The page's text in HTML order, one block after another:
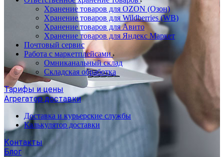
Хранение товаров для OZON (Озон)
Хранение товаров для Wildberries (WB)
Хранение товаров для Авито
Хранение товаров для Яндекс Маркет
Почтовый сервис
Работа с маркетплейсами
Омниканальный склад
Складская обработка
Тарифы и цены
Агрегатор доставки
Доставка и курьерские службы
Калькулятор доставки
Контакты
Блог